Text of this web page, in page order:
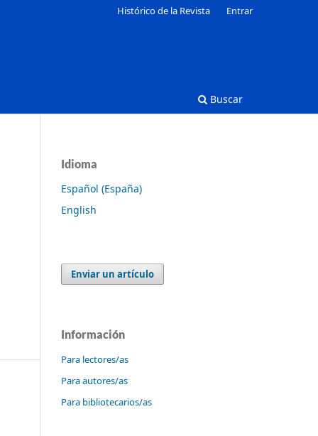
Buscar
Histórico de la Revista Entrar
Idioma
Español (España)
English
Enviar un artículo
Información
Para lectores/as
Para autores/as
Para bibliotecarios/as